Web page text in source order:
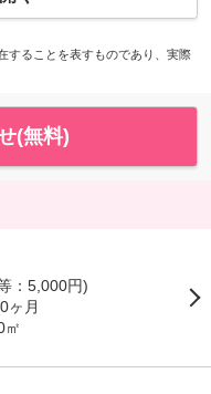
することを表すものであり、実際
(無料)
：5,000円)
0ヶ月
㎡